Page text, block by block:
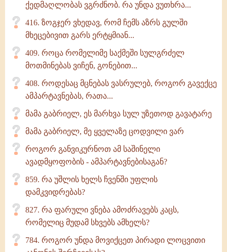
ქედმაღლობას ვგრძნობ. რა უნდა ვუთხრა...
416. ზოგჯერ ვხედავ, რომ ჩემს აზრს გულში
მხეცებივით გარს ერტყმიან...
409. როცა რომელიმე საქმეში სულგრძელ
მოთმინებას ვიჩენ, გონებით...
408. როდესაც მცნებას ვასრულებ, როგორ გავექცე
ამპარტავნებას, რათა...
მამა გაბრიელ, ეს მარხვა სულ უზეთოდ გავატარე
მამა გაბრიელ, მე ყველაზე ცოდვილი ვარ
როგორ განვიკურნოთ ამ საშინელი
ავადმყოფობის - ამპარტავნებისაგან?
859. რა უშლის ხელს ჩვენში უფლის
დამკვიდრებას?
827. რა ფარული ვნება ამოძრავებს კაცს,
რომელიც მუდამ სხვებს ამხელს?
784. როგორ უნდა მოვიქცეთ პირადი ლოცვითი